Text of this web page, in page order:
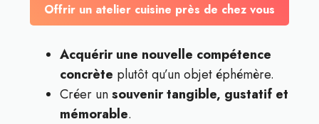
Offrir un atelier cuisine près de chez vous
Acquérir une nouvelle compétence
concrète plutôt qu’un objet éphémère.
Créer unsouvenir tangible, gustatif et
mémorable.